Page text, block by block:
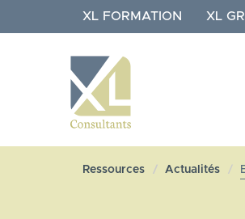
au
XL FORMATION XL
NAVIGATION
XL
Ressources Actualités